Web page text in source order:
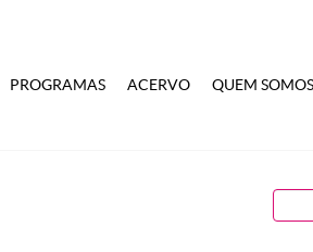
PROGRAMAS ACERVO QUEM SOMOS